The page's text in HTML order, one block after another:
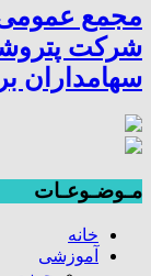
مجمع عمومی
شرکت
سهامداران
مـوضـوعـات
خانه
آموزشی